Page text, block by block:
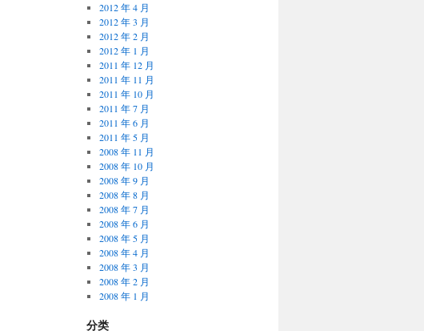
2012 年 4 月
2012 年 3 月
2012 年 2 月
2012 年 1 月
2011 年 12 月
2011 年 11 月
2011 年 10 月
2011 年 7 月
2011 年 6 月
2011 年 5 月
2008 年 11 月
2008 年 10 月
2008 年 9 月
2008 年 8 月
2008 年 7 月
2008 年 6 月
2008 年 5 月
2008 年 4 月
2008 年 3 月
2008 年 2 月
2008 年 1 月
分类